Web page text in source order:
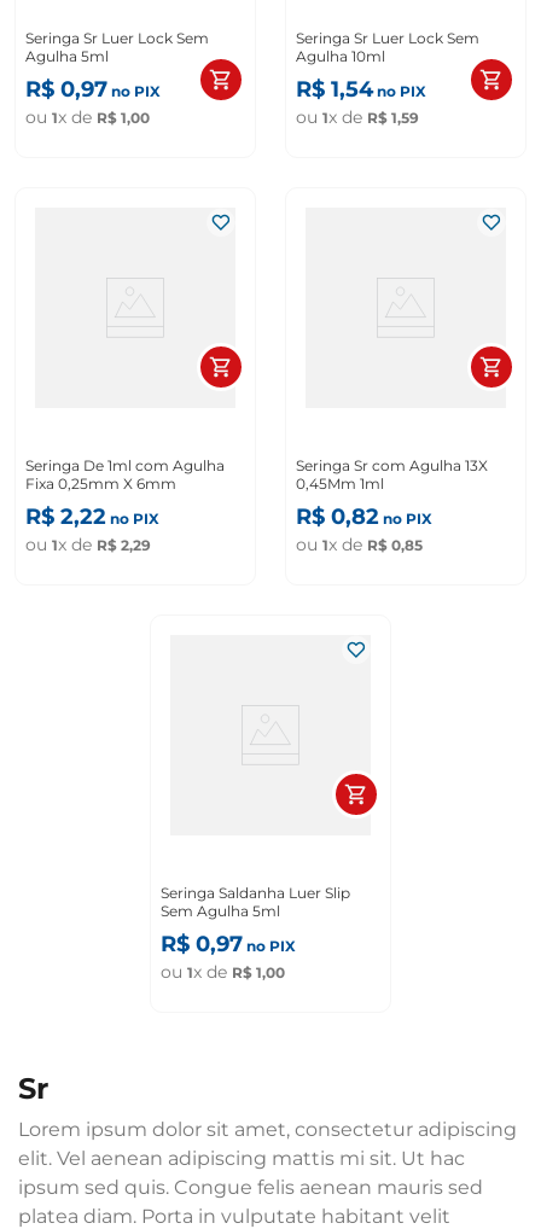
Seringa Sr Luer Lock Sem
Agulha 5ml
R$ 0,97 no PIX
ou 1x de R$ 1,00
Seringa Sr Luer Lock Sem
Agulha 10ml
R$ 1,54no PIX
ou 1x de R$ 1,59
Seringa De 1ml com Agulha
Fixa 0,25mm X 6mm
R$ 2,22 no PIX
ou 1x de R$ 2,29
Seringa Sr com Agulha 13X
0,45Mm 1ml
R$ 0,82 no PIX
ou 1x de R$ 0,85
Seringa Saldanha Luer Slip
Sem Agulha 5ml
R$ 0,97 no PIX
ou 1x de R$ 1,00
sr
Lorem ipsum dolor sit amet, consectetur adipiscing
elit. Vel aenean adipiscing mattis mi sit. Ut hac
ipsum sed quis. Congue felis aenean mauris sed
platea diam. Porta in vulputate habitant velit